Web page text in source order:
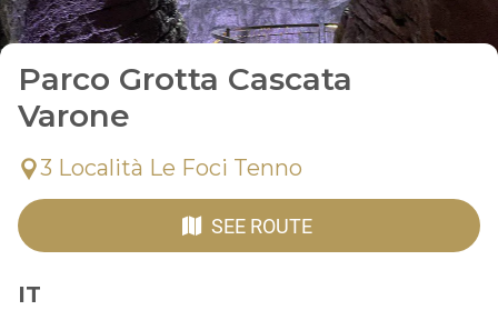
Parco Grotta Cascata
Varone
3 Località Le Foci Tenno
SEE ROUTE
IT